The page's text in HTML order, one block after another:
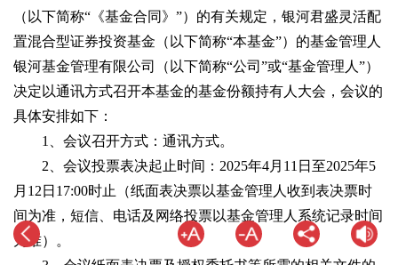
（以下简称“《基金合同》”）的有关规定，银河君盛灵活配
置混合型证券投资基金（以下简称“本基金”）的基金管理人
银河基金管理有限公司（以下简称“公司”或“基金管理人”）
决定以通讯方式召开本基金的基金份额持有人大会，会议的
具体安排如下：
1、会议召开方式：通讯方式。
2、会议投票表决起止时间：2025年4月11日至2025年5
月12日17:00时止（纸面表决票以基金管理人收到表决票时
间为准，短信、电话及网络投票以基金管理人系统记录时间
为准）。